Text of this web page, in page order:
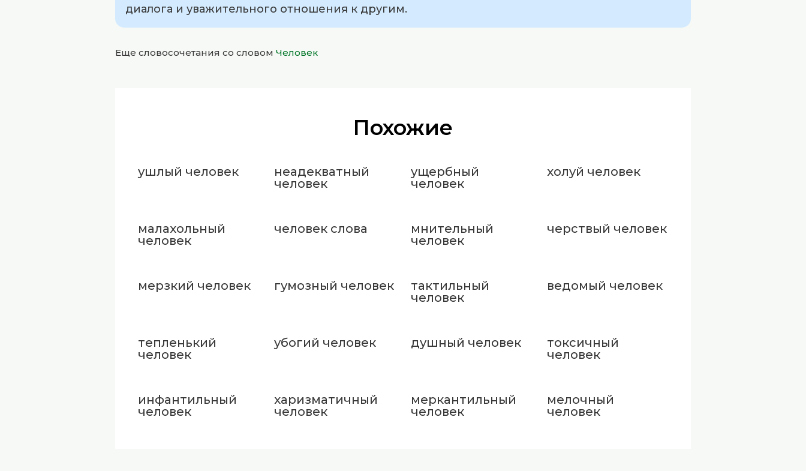
диалога и уважительного отношения к другим.
Еще словосочетания со словом Человек
Похожие
ушлый человек
неадекватный
человек
ущербный
человек
холуй человек
малахольный
человек
человек слова
мнительный
человек
черствый человек
мерзкий человек гумозный человек
тактильный
человек
ведомый человек
тепленький
человек
убогий человек душный человек
токсичный
человек
инфантильный
человек
харизматичный
человек
меркантильный
человек
мелочный
человек